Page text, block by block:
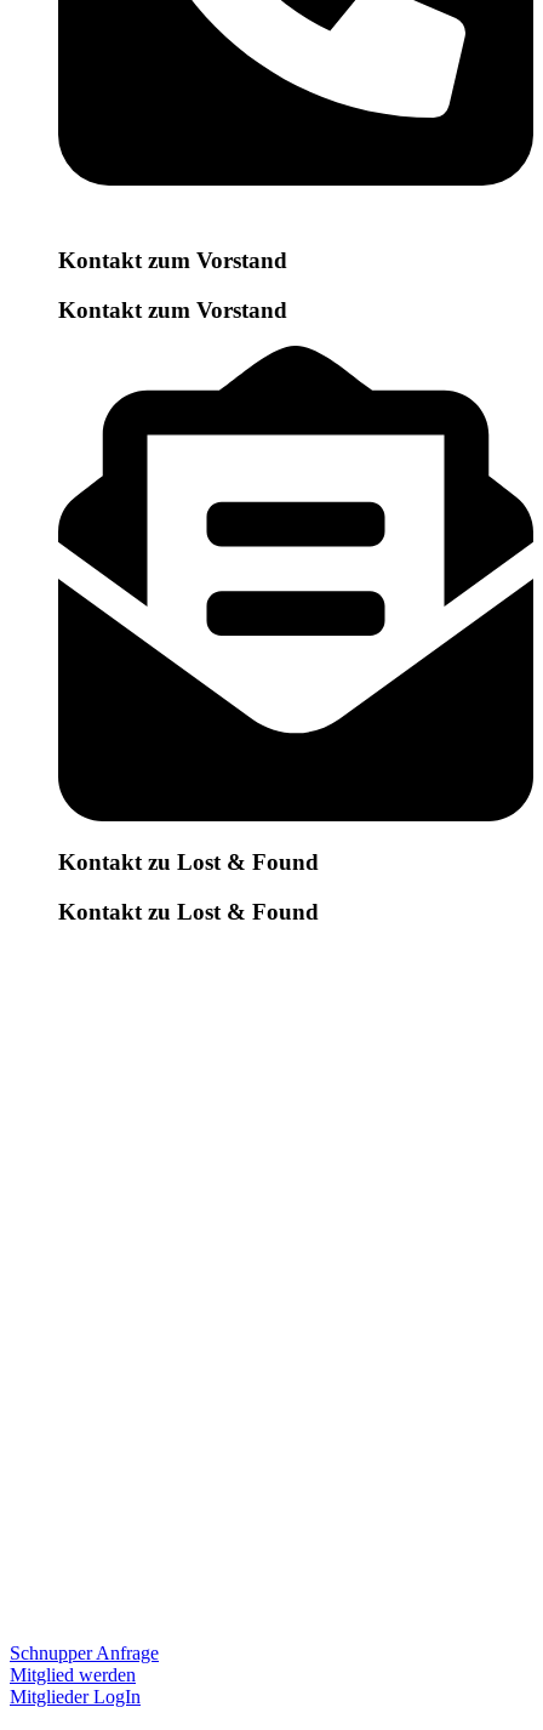
Kontakt zum Vorstand
Kontakt zum Vorstand
Kontakt zu Lost & Found
Kontakt zu Lost & Found
Schnupper Anfrage
Mitglied werden
Mitglieder LogIn